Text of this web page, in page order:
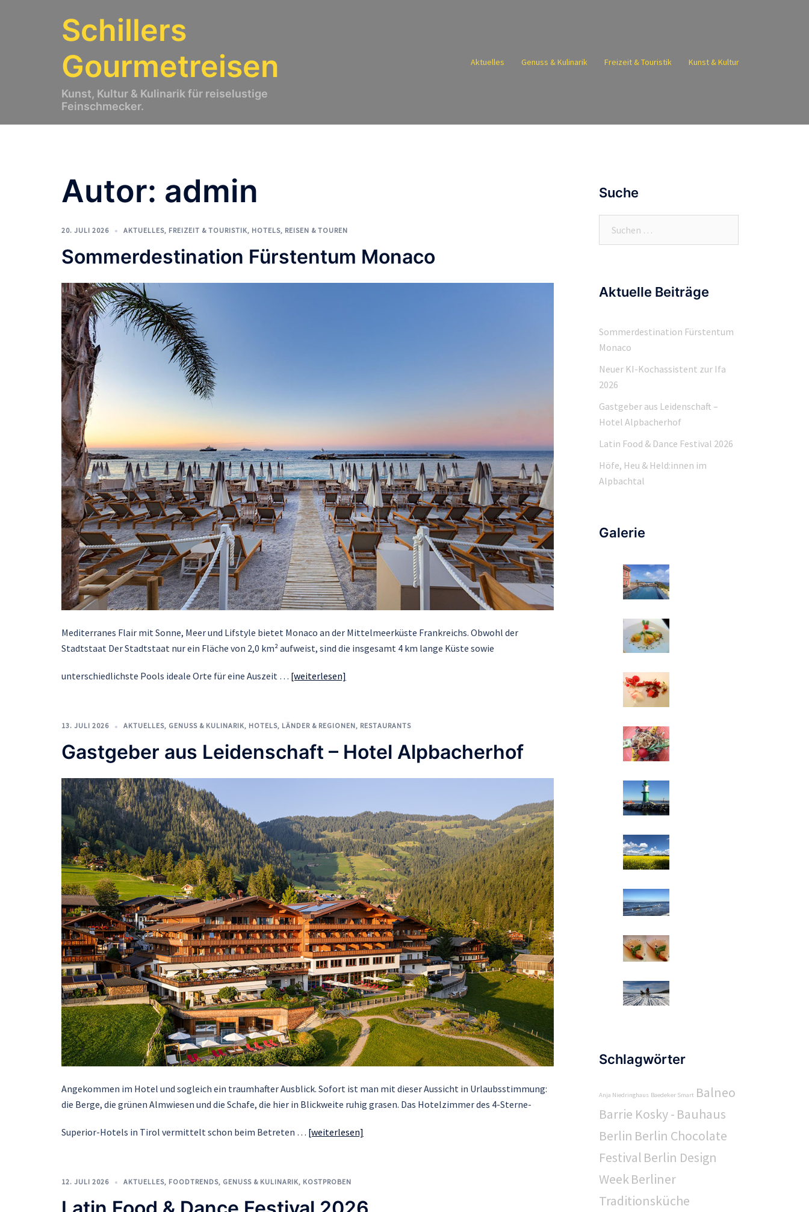
Schillers
Gourmetreisen
Kunst, Kultur & Kulinarik für reiselustige
Feinschmecker.
Aktuelles Genuss & Kulinarik Freizeit & Touristik Kunst & Kultur
Autor: admin
20. JULI 2026 AKTUELLES, FREIZEIT & TOURISTIK, HOTELS, REISEN & TOUREN
Sommerdestination Fürstentum Monaco
Mediterranes Flair mit Sonne, Meer und Lifstyle bietet Monaco an der Mittelmeerküste Frankreichs. Obwohl der
Stadtstaat Der Stadtstaat nur ein Fläche von 2,0 km² aufweist, sind die insgesamt 4 km lange Küste sowie
unterschiedlichste Pools ideale Orte für eine Auszeit … [weiterlesen]
13. JULI 2026 AKTUELLES, GENUSS & KULINARIK, HOTELS, LÄNDER & REGIONEN, RESTAURANTS
Gastgeber aus Leidenschaft – Hotel Alpbacherhof
Angekommen im Hotel und sogleich ein traumhafter Ausblick. Sofort ist man mit dieser Aussicht in Urlaubsstimmung:
die Berge, die grünen Almwiesen und die Schafe, die hier in Blickweite ruhig grasen. Das Hotelzimmer des 4-Sterne-
Superior-Hotels in Tirol vermittelt schon beim Betreten … [weiterlesen]
12. JULI 2026 AKTUELLES, FOODTRENDS, GENUSS & KULINARIK, KOSTPROBEN
Suche
Aktuelle Beiträge
Sommerdestination Fürstentum
Monaco
Neuer KI-Kochassistent zur Ifa
2026
Gastgeber aus Leidenschaft –
Hotel Alpbacherhof
Latin Food & Dance Festival 2026
Höfe, Heu & Held:innen im
Alpbachtal
Galerie
Schlagwörter
Anja Niedringhaus Baedeker Smart Balneo
Barrie Kosky - Bauhaus
Berlin Berlin Chocolate
Festival Berlin Design
WeekBerliner
Traditionsküche